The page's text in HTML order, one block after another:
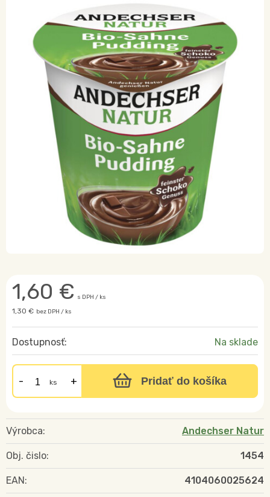
1,60 € s DPH / ks
1,30 € bez DPH / ks
Dostupnosť: Na sklade
ks Pridať do košíka
Výrobca: Andechser Natur
Obj. čislo: 1454
EAN: 4104060025624